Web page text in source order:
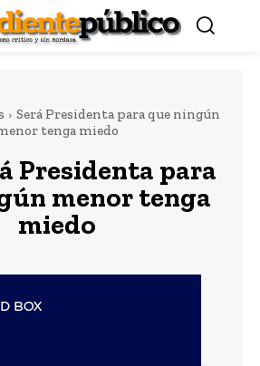
Será Presidenta para que ningún
tenga miedo
Presidenta para
menor tenga
miedo